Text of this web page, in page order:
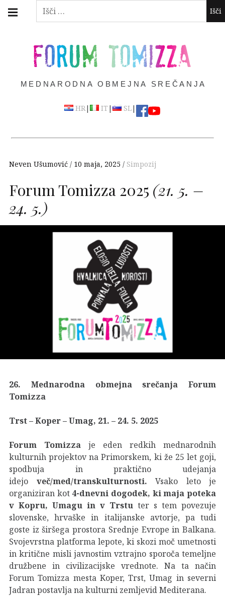
Išči:
Skip
FORUM TOMIZZA
MEDNARODNA OBMEJNA SREČANJA
HR| IT | SL|
navigation
Neven Ušumović 10 maja, 2025 Simpozij
Forum Tomizza 2025 (21. 5. –
24. 5.)
26. Mednarodna obmejna srečanja Forum
Tomizza
Trst – Koper – Umag, 21. – 24. 5. 2025
Forum Tomizza je eden redkih mednarodnih
kulturnih projektov na Primorskem, ki že 25 let goji,
spodbuja in praktično udejanja
idejo več/med/transkulturnosti. Vsako leto je
organiziran kot 4-dnevni dogodek, ki maja poteka
v Kopru, Umagu in v Trstu ter s tem povezuje
slovenske, hrvaške in italijanske avtorje, pa tudi
goste iz širšega prostora Srednje Evrope in Balkana.
Svojevrstna platforma lepote, ki skozi moč umetnosti
in kritične misli javnostim vztrajno sporoča temeljne
družbene in civilizacijske vrednote. Na ta način
Forum Tomizza mesta Koper, Trst, Umag in severni
Jadran postavlja na kulturni zemljevid Mediterana.